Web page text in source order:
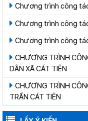
Chương trình công
Chương trình công
Chương trình công
DÂN XÃ CÁT TIÊN
TRẤN CÁT TIÊN